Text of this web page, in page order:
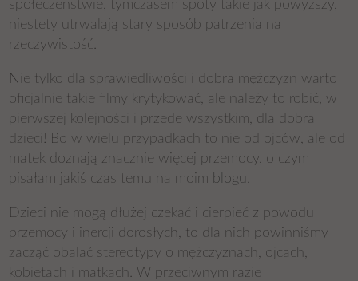
społeczeństwie, tymczasem spoty takie jak powyższy,
niestety utrwalają stary sposób patrzenia na
rzeczywistość.
Nie tylko dla sprawiedliwości i dobra mężczyzn warto
oficjalnie takie filmy krytykować, ale należy to robić, w
pierwszej kolejności i przede wszystkim, dla dobra
dzieci! Bo w wielu przypadkach to nie od ojców, ale od
matek doznają znacznie więcej przemocy, o czym
pisałam jakiś czas temu na moim blogu.
Dzieci nie mogą dłużej czekać i cierpieć z powodu
przemocy i inercji dorosłych, to dla nich powinniśmy
zacząć obalać stereotypy o mężczyznach, ojcach,
kobietach i matkach. W przeciwnym razie